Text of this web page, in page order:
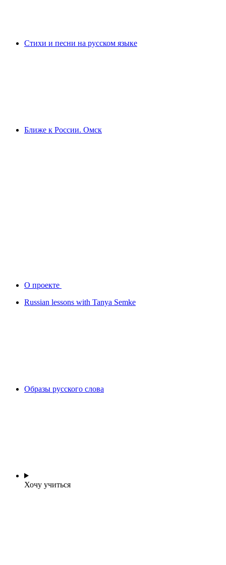
Стихи и песни на русском языке
Ближе к России. Омск
О проекте
Russian lessons with Tanya Semke
Образы русского слова
Хочу учиться